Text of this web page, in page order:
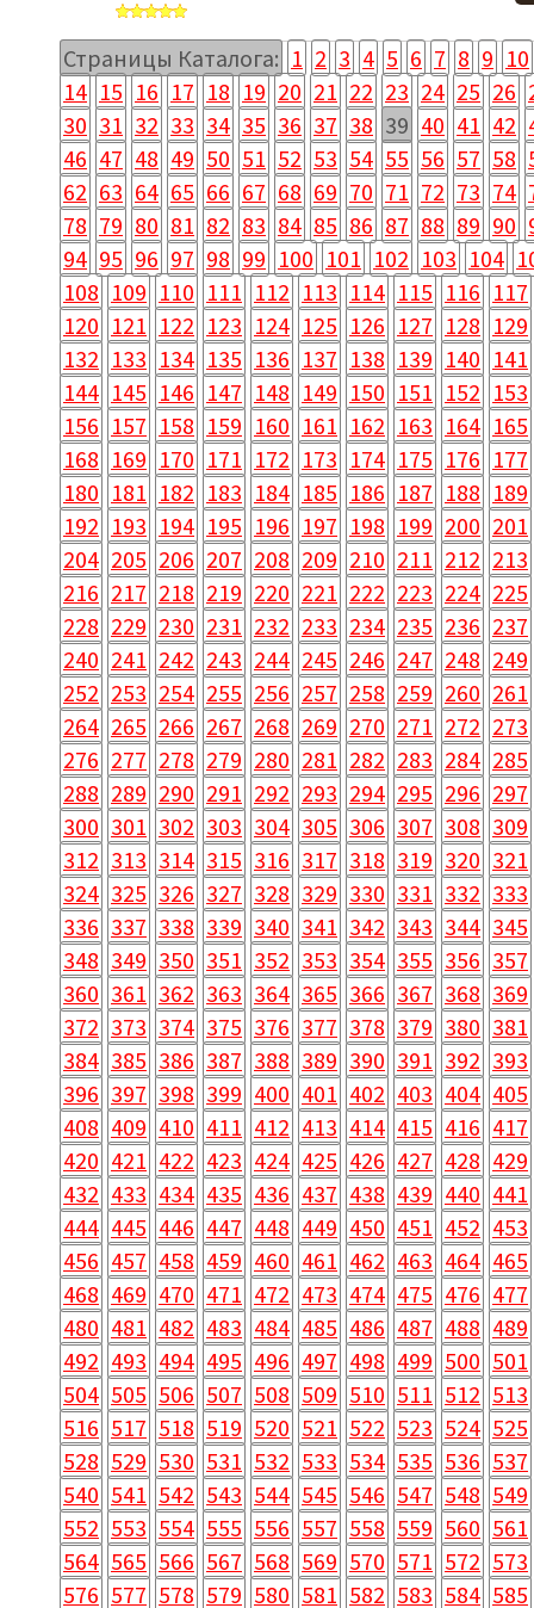
Страницы Каталога: 1 2 3 4 5 6 7 8 9 10
14 15 16 17 18 19 20 21 22 23 24 25 26
30 31 32 33 34 35 36 37 38 39 40 41 42
46 47 48 49 50 51 52 53 54 55 56 57 58
62 63 64 65 66 67 68 69 70 71 72 73 74
78 79 80 81 82 83 84 85 86 87 88 89 90
94 95 96 97 98 99 100 101 102 103 104
108 109 110 111 112 113 114 115 116 117
120 121 122 123 124 125 126 127 128 129
132 133 134 135 136 137 138 139 140 141
144 145 146 147 148 149 150 151 152 153
156 157 158 159 160 161 162 163 164 165
168 169 170 171 172 173 174 175 176 177
180 181 182 183 184 185 186 187 188 189
192 193 194 195 196 197 198 199 200 201
204 205 206 207 208 209 210 211 212 213
216 217 218 219 220 221 222 223 224 225
228 229 230 231 232 233 234 235 236 237
240 241 242 243 244 245 246 247 248 249
252 253 254 255 256 257 258 259 260 261
264 265 266 267 268 269 270 271 272 273
276 277 278 279 280 281 282 283 284 285
288 289 290 291 292 293 294 295 296 297
300 301 302 303 304 305 306 307 308 309
312 313 314 315 316 317 318 319 320 321
324 325 326 327 328 329 330 331 332 333
336 337 338 339 340 341 342 343 344 345
348 349 350 351 352 353 354 355 356 357
360 361 362 363 364 365 366 367 368 369
372 373 374 375 376 377 378 379 380 381
384 385 386 387 388 389 390 391 392 393
396 397 398 399 400 401 402 403 404 405
408 409 410 411 412 413 414 415 416 417
420 421 422 423 424 425 426 427 428 429
432 433 434 435 436 437 438 439 440 441
444 445 446 447 448 449 450 451 452 453
456 457 458 459 460 461 462 463 464 465
468 469 470 471 472 473 474 475 476 477
480 481 482 483 484 485 486 487 488 489
492 493 494 495 496 497 498 499 500 501
504 505 506 507 508 509 510 511 512 513
516 517 518 519 520 521 522 523 524 525
528 529 530 531 532 533 534 535 536 537
540 541 542 543 544 545 546 547 548 549
552 553 554 555 556 557 558 559 560 561
564 565 566 567 568 569 570 571 572 573
576 577 578 579 580 581 582 583 584 585